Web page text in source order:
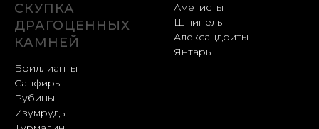
СКУПКА
ДРАГОЦЕННЫХ
КАМНЕЙ
Бриллианты
Сапфиры
Рубины
Изумруды
Аметисты
Шпинель
Александриты
Янтарь